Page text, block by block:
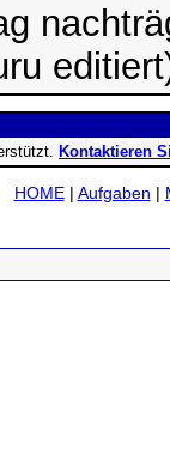
Kontaktieren
HOME| Aufgaben |